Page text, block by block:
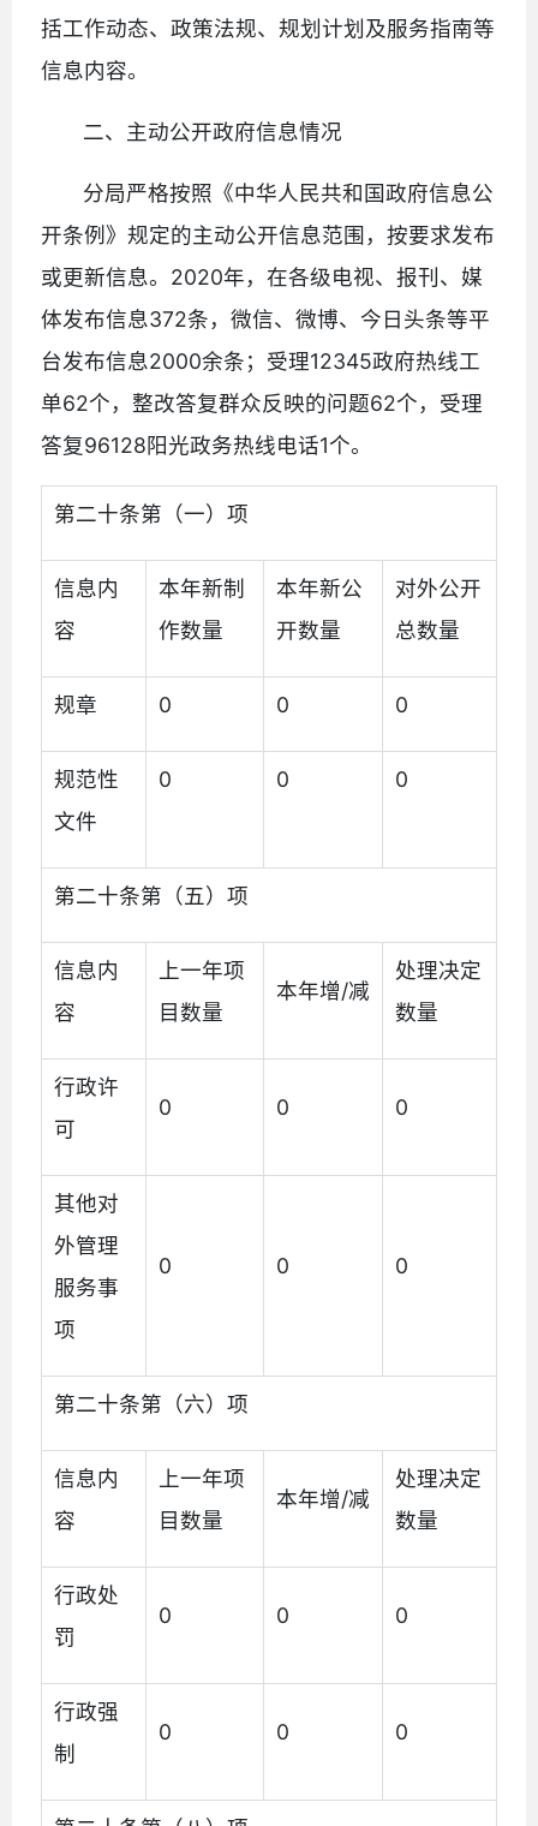
括工作动态、政策法规、规划计划及服务指南等
信息内容。
二、主动公开政府信息情况
分局严格按照《中华人民共和国政府信息公
开条例》规定的主动公开信息范围，按要求发布
或更新信息。2020年，在各级电视、报刊、媒
体发布信息372条，微信、微博、今日头条等平
台发布信息2000余条；受理12345政府热线工
单62个，整改答复群众反映的问题62个，受理
答复96128阳光政务热线电话1个。
第二十条第（一）项
信息内
容
本年新制
作数量
本年新公
开数量
对外公开
总数量
规章 0 0 0
规范性
文件
0 0 0
第二十条第（五）项
信息内
容
上一年项
目数量
本年增/减
处理决定
数量
行政许
可
0 0 0
其他对
外管理
服务事
项
0 0 0
第二十条第（六）项
信息内
容
上一年项
目数量
本年增/减
处理决定
数量
行政处
罚
0 0 0
行政强
制
0 0 0